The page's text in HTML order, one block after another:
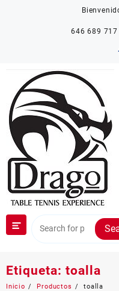
646 689
Etiqueta: toalla
Inicio Productos toalla